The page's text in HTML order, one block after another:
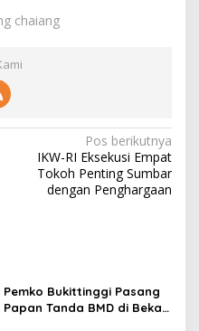
chaiang
Pos berikutnya
IKW-RI Eksekusi Empat
Tokoh Penting Sumbar
dengan Penghargaan
Pemko Bukittinggi Pasang
Papan Tanda BMD di Bekas